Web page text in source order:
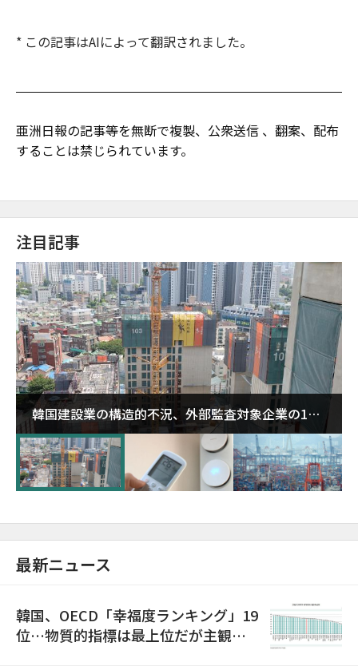
* この記事はAIによって翻訳されました。
亜洲日報の記事等を無断で複製、公衆送信 、翻案、配布
することは禁じられています。
注目記事
韓国建設業の構造的不況、外部監査対象企業の1割
超が「ゾンビ企業」に…5年で2.8倍増
最新ニュース
韓国、OECD「幸福度ランキング」19
位…物質的指標は最上位だが主観的